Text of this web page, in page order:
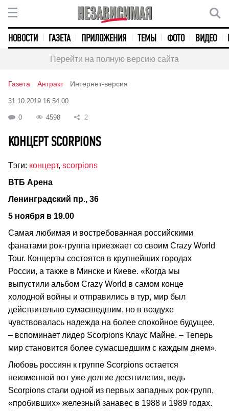
НОВОСТИ ГАЗЕТА ПРИЛОЖЕНИЯ ТЕМЫ ФОТО ВИДЕО
Перейти на полную версию сайта
Газета Антракт Интернет-версия
31.10.2019 16:54:00
0 4598 2
КОНЦЕРТ SCORPIONS
Тэги: концерт, scorpions
ВТБ Арена
Ленинградский пр., 36
5 ноября в 19.00
Самая любимая и востребованная российскими
фанатами рок-группа приезжает со своим Crazy World
Tour. Концерты состоятся в крупнейших городах
России, а также в Минске и Киеве. «Когда мы
выпустили альбом Crazy World в самом конце
холодной войны и отправились в тур, мир был
действительно сумасшедшим, но в воздухе
чувствовалась надежда на более спокойное будущее,
– вспоминает лидер Scorpions Клаус Майне. – Теперь
мир становится более сумасшедшим с каждым днем».
Любовь россиян к группе Scorpions остается
неизменной вот уже долгие десятилетия, ведь
Scorpions стали одной из первых западных рок-групп,
«пробивших» железный занавес в 1988 и 1989 годах.